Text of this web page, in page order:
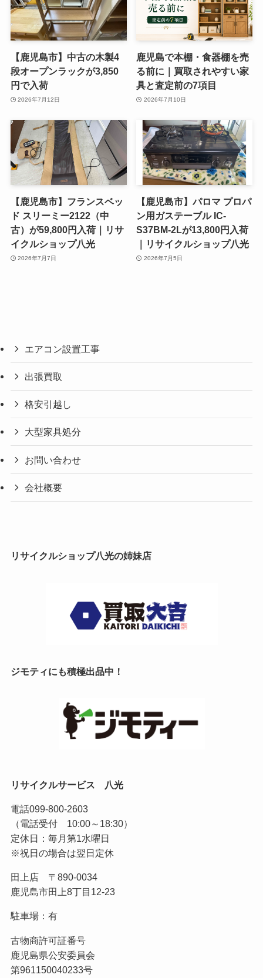
【鹿児島市】中古の木製4
段オープンラックが3,850
円で入荷
2026年7月12日
鹿児島で本棚・食器棚を売
る前に｜買取されやすい家
具と査定前の7項目
2026年7月10日
【鹿児島市】フランスベッ
ド スリーミー2122（中
古）が59,800円入荷｜リサ
イクルショップ八光
2026年7月7日
【鹿児島市】パロマ プロパ
ン用ガステーブル IC-
S37BM-2Lが13,800円入荷
｜リサイクルショップ八光
2026年7月5日
エアコン設置工事
出張買取
格安引越し
大型家具処分
お問い合わせ
会社概要
リサイクルショップ八光の姉妹店
ジモティにも積極出品中！
リサイクルサービス 八光
電話099-800-2603
（電話受付 10:00～18:30）
定休日：毎月第1水曜日
※祝日の場合は翌日定休
田上店 〒890-0034
鹿児島市田上8丁目12-23
駐車場：有
古物商許可証番号
鹿児島県公安委員会
第961150040233号